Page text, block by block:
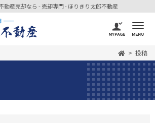
動産売却なら - 売却専門 - ほりきり太郎不動産
投稿